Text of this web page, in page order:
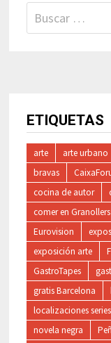
Buscar:
ETIQUETAS
arte arte urbano
bravas
cocina de autor
comer en Granollers
Eurovision
exposición arte
GastroTapes
gratis Barcelona
localizaciones series
novela negra